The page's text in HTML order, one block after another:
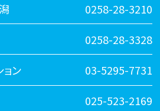
0258-28-3210
0258-28-3328
ョン 03-5295-7731
025-523-2169